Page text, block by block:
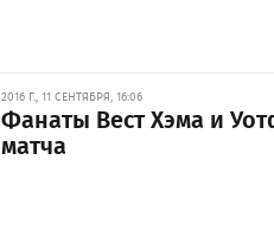
2016 Г., 11 СЕНТЯБРЯ, 16:06
Фанаты Вест Хэма и
матча